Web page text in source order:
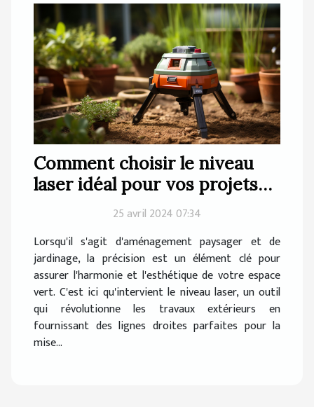
Comment choisir le niveau
laser idéal pour vos projets
de jardinage25 avril 2024 07:34
Lorsqu'il s'agit d'aménagement paysager et de
jardinage, la précision est un élément clé pour
assurer l'harmonie et l'esthétique de votre espace
vert. C'est ici qu'intervient le niveau laser, un outil
qui révolutionne les travaux extérieurs en
fournissant des lignes droites parfaites pour la
mise...